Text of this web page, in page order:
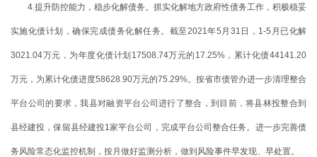
4.提升防控能力，稳步化解债务。抓实化解地方政府性债务工作，积极稳妥
实施化债计划，确保完成债务化解任务。截至2021年5月31日，1-5月已化解
3021.04万元，为年度化债计划17508.74万元的17.25%，累计化债44141.20
万元，为累计化债进度58628.90万元的75.29%。按省市债管办进一步清理整合
平台公司的要求，我县对融资平台公司进行了整合，到目前，将县林投整合到
县经建投，保留县经建投1家平台公司，完成平台公司整合任务。进一步完善债
务风险常态化监控机制，按月做好监测分析，做到风险事件早发现、早处置。